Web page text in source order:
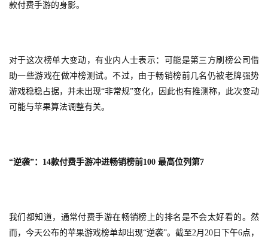
款付费手游的身影。
对于这次榜单大变动，有业内人士表示：可能是第三方刷榜公司借
助一些游戏在做冲榜测试。不过，由于畅销榜前几名仍被老牌强势
游戏稳稳占据，并未出现“非常规”变化，因此也有推测称，此次变动
可能与苹果算法调整有关。
“逆袭”：14款付费手游冲进畅销榜前100 最高位列第7
我们都知道，通常付费手游在畅销榜上的排名是不会太好看的。然
而，今天公布的苹果游戏榜单却出现“逆袭”。截至2月20日下午6点，